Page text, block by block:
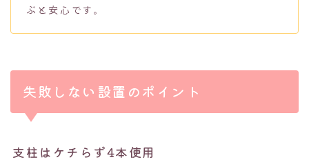
ぶと安心です。
失敗しない設置のポイント
支柱はケチらず4本使用